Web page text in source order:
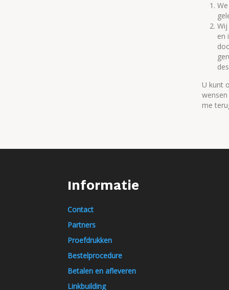
en
U kunt
me
Informatie
Contact
Partners
Proefdrukken
Bestelprocedure
Betalen en afleveren
Linkbuilding